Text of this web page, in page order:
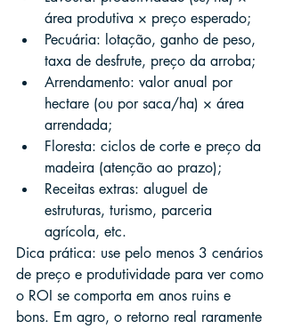
área produtiva × preço esperado;
Pecuária: lotação, ganho de peso,
taxa de desfrute, preço da arroba;
Arrendamento: valor anual por
hectare (ou por saca/ha) × área
arrendada;
Floresta: ciclos de corte e preço da
madeira (atenção ao prazo);
Receitas extras: aluguel de
estruturas, turismo, parceria
agrícola, etc.
Dica prática: use pelo menos 3 cenários
de preço e produtividade para ver como
o ROI se comporta em anos ruins e
bons. Em agro, o retorno real raramente